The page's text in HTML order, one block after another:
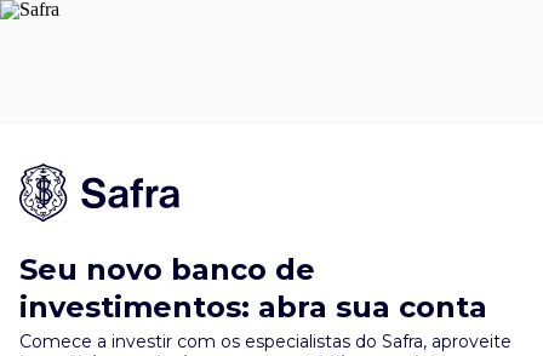
Seu novo banco de
investimentos: abra sua conta
Comece a investir com os especialistas do Safra, aproveite